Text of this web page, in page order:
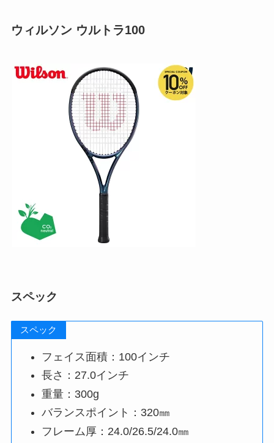
ウィルソン ウルトラ100
スペック
スペック
フェイス面積：100インチ
長さ：27.0インチ
重量：300g
バランスポイント：320㎜
フレーム厚：24.0/26.5/24.0㎜